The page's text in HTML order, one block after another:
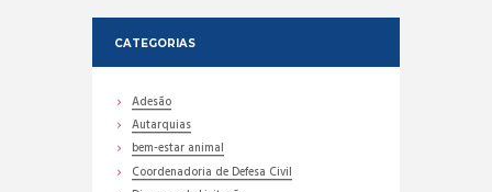
CATEGORIAS
Adesão
Autarquias
bem-estar animal
Coordenadoria de Defesa Civil